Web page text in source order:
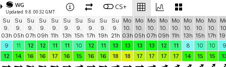
WG
Updated: 9.8. 00:32 GMT
CS+
Su
9.
03h
Su
9.
05h
Su
9.
07h
Su
9.
09h
Su
9.
11h
Su
9.
13h
Su
9.
15h
Su
9.
17h
Su
9.
19h
Su
9.
21h
Mo
10.
03h
Mo
10.
05h
Mo
10.
07h
Mo
10.
09h
Mo
10.
11h
Mo
10.
13h
Mo
10.
15h
Mo
10.
17h
9
11 12 12 11 11 10 12 11 13 13 13 13 12 11 8 10 10
9
12
14 16 16 17 16 15 16 16 18 18 17 17 17 17 14 15 15